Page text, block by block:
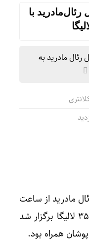
با
رئال مادرید به
مادرید از ساعت
۲۲:۳۰ شامگاه یکشنبه در هفته ۳۵ لالیگا برگزار شد